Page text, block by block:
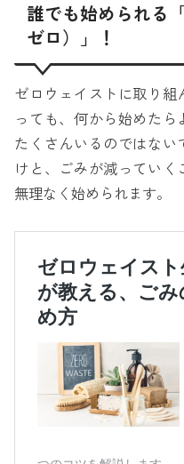
誰でも始められる
ゼロ）」！
ゼロウェイストに取り
っても、何から始めた
たくさんいるのではな
けと、ごみが減っていく
無理なく始められます。